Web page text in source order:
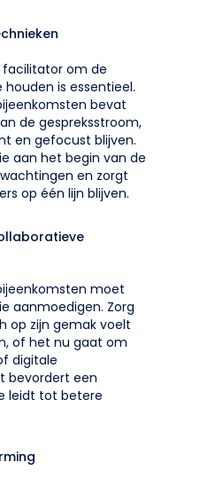
om de
is essentieel.
bevat
de gespreksstroom,
en gefocust blijven.
aan het begin van de
en zorgt
op één lijn blijven.
moet
aanmoedigen. Zorg
op zijn gemak voelt
of het nu gaat om
digitale
bevordert een
leidt tot betere